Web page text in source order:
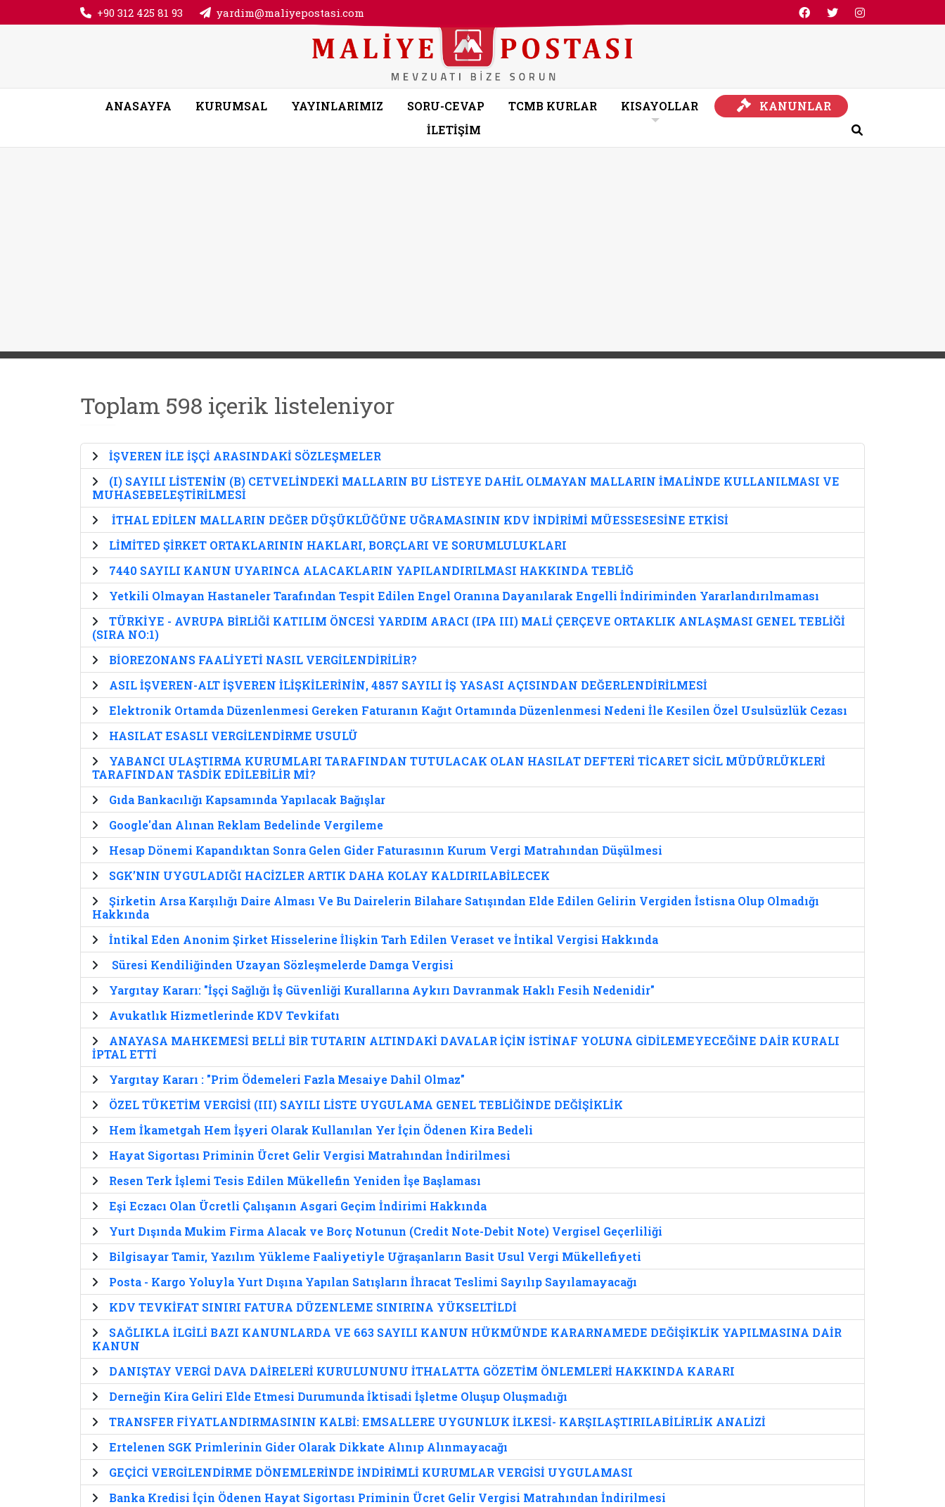
+90 312 425 81 93 yardim@maliyepostasi.com
ANASAYFA KURUMSAL YAYINLARIMIZ SORU-CEVAP TCMB KURLAR KISAYOLLAR KANUNLAR
KANUNLAR
İLETİŞİM
Toplam 598 içerik listeleniyor
İŞVEREN İLE İŞÇİ ARASINDAKİ SÖZLEŞMELER
(I) SAYILI LİSTENİN (B) CETVELİNDEKİ MALLARIN BU LİSTEYE DAHİL OLMAYAN MALLARIN İMALİNDE KULLANILMASI VE
MUHASEBELEŞTİRİLMESİ
İTHAL EDİLEN MALLARIN DEĞER DÜŞÜKLÜĞÜNE UĞRAMASININ KDV İNDİRİMİ MÜESSESESİNE ETKİSİ
LİMİTED ŞİRKET ORTAKLARININ HAKLARI, BORÇLARI VE SORUMLULUKLARI
7440 SAYILI KANUN UYARINCA ALACAKLARIN YAPILANDIRILMASI HAKKINDA TEBLİĞ
Yetkili Olmayan Hastaneler Tarafından Tespit Edilen Engel Oranına Dayanılarak Engelli İndiriminden Yararlandırılmaması
TÜRKİYE - AVRUPA BİRLİĞİ KATILIM ÖNCESİ YARDIM ARACI (IPA III) MALİ ÇERÇEVE ORTAKLIK ANLAŞMASI GENEL TEBLİĞİ
(SIRA NO:1)
BİOREZONANS FAALİYETİ NASIL VERGİLENDİRİLİR?
ASIL İŞVEREN-ALT İŞVEREN İLİŞKİLERİNİN, 4857 SAYILI İŞ YASASI AÇISINDAN DEĞERLENDİRİLMESİ
Elektronik Ortamda Düzenlenmesi Gereken Faturanın Kağıt Ortamında Düzenlenmesi Nedeni İle Kesilen Özel Usulsüzlük Cezası
HASILAT ESASLI VERGİLENDİRME USULÜ
YABANCI ULAŞTIRMA KURUMLARI TARAFINDAN TUTULACAK OLAN HASILAT DEFTERİ TİCARET SİCİL MÜDÜRLÜKLERİ
TARAFINDAN TASDİK EDİLEBİLİR Mİ?
Gıda Bankacılığı Kapsamında Yapılacak Bağışlar
Google'dan Alınan Reklam Bedelinde Vergileme
Hesap Dönemi Kapandıktan Sonra Gelen Gider Faturasının Kurum Vergi Matrahından Düşülmesi
SGK’NIN UYGULADIĞI HACİZLER ARTIK DAHA KOLAY KALDIRILABİLECEK
Şirketin Arsa Karşılığı Daire Alması Ve Bu Dairelerin Bilahare Satışından Elde Edilen Gelirin Vergiden İstisna Olup Olmadığı
Hakkında
İntikal Eden Anonim Şirket Hisselerine İlişkin Tarh Edilen Veraset ve İntikal Vergisi Hakkında
Süresi Kendiliğinden Uzayan Sözleşmelerde Damga Vergisi
Yargıtay Kararı: "İşçi Sağlığı İş Güvenliği Kurallarına Aykırı Davranmak Haklı Fesih Nedenidir"
Avukatlık Hizmetlerinde KDV Tevkifatı
ANAYASA MAHKEMESİ BELLİ BİR TUTARIN ALTINDAKİ DAVALAR İÇİN İSTİNAF YOLUNA GİDİLEMEYECEĞİNE DAİR KURALI
İPTAL ETTİ
Yargıtay Kararı : "Prim Ödemeleri Fazla Mesaiye Dahil Olmaz"
ÖZEL TÜKETİM VERGİSİ (III) SAYILI LİSTE UYGULAMA GENEL TEBLİĞİNDE DEĞİŞİKLİK
Hem İkametgah Hem İşyeri Olarak Kullanılan Yer İçin Ödenen Kira Bedeli
Hayat Sigortası Priminin Ücret Gelir Vergisi Matrahından İndirilmesi
Resen Terk İşlemi Tesis Edilen Mükellefin Yeniden İşe Başlaması
Eşi Eczacı Olan Ücretli Çalışanın Asgari Geçim İndirimi Hakkında
Yurt Dışında Mukim Firma Alacak ve Borç Notunun (Credit Note-Debit Note) Vergisel Geçerliliği
Bilgisayar Tamir, Yazılım Yükleme Faaliyetiyle Uğraşanların Basit Usul Vergi Mükellefiyeti
Posta - Kargo Yoluyla Yurt Dışına Yapılan Satışların İhracat Teslimi Sayılıp Sayılamayacağı
KDV TEVKİFAT SINIRI FATURA DÜZENLEME SINIRINA YÜKSELTİLDİ
SAĞLIKLA İLGİLİ BAZI KANUNLARDA VE 663 SAYILI KANUN HÜKMÜNDE KARARNAMEDE DEĞİŞİKLİK YAPILMASINA DAİR
KANUN
DANIŞTAY VERGİ DAVA DAİRELERİ KURULUNUNU İTHALATTA GÖZETİM ÖNLEMLERİ HAKKINDA KARARI
Derneğin Kira Geliri Elde Etmesi Durumunda İktisadi İşletme Oluşup Oluşmadığı
TRANSFER FİYATLANDIRMASININ KALBİ: EMSALLERE UYGUNLUK İLKESİ- KARŞILAŞTIRILABİLİRLİK ANALİZİ
Ertelenen SGK Primlerinin Gider Olarak Dikkate Alınıp Alınmayacağı
GEÇİCİ VERGİLENDİRME DÖNEMLERİNDE İNDİRİMLİ KURUMLAR VERGİSİ UYGULAMASI
Banka Kredisi İçin Ödenen Hayat Sigortası Priminin Ücret Gelir Vergisi Matrahından İndirilmesi